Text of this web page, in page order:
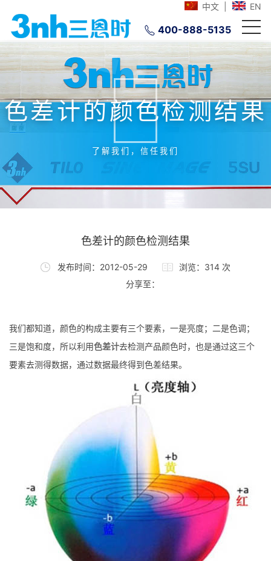
中文 EN
400-888-5135
色差计的颜色检测结果
了解我们，信任我们
色差计的颜色检测结果
发布时间：2012-05-29
浏览：314 次
分享至：
我们都知道，颜色的构成主要有三个要素，一是亮度；二是色调；
三是饱和度，所以利用色差计去检测产品颜色时，也是通过这三个
要素去测得数据，通过数据最终得到色差结果。